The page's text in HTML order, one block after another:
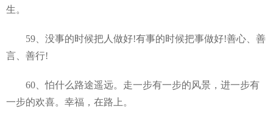
生。
59、没事的时候把人做好!有事的时候把事做好!善心、善
言、善行!
60、怕什么路途遥远。走一步有一步的风景，进一步有
一步的欢喜。幸福，在路上。